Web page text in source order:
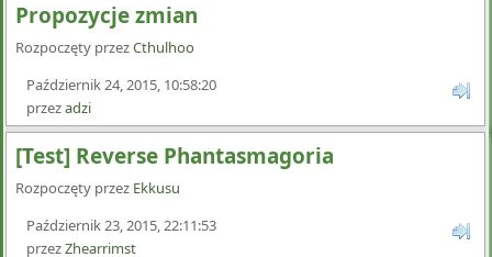
Propozycje zmian
Rozpoczęty przezCthulhoo
Październik 24, 2015, 10:58:20
przezadzi
[Test] Reverse Phantasmagoria
Rozpoczęty przez Ekkusu
Październik 23, 2015, 22:11:53
przezZhearrimst